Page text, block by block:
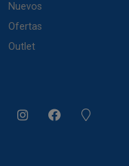
Nuevos
Ofertas
Outlet